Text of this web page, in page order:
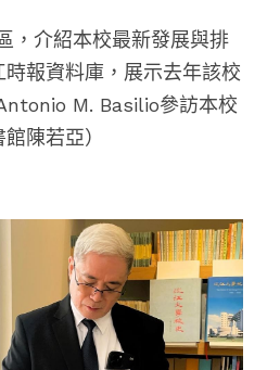
，介紹本校最新發展與排
報資料庫，展示去年該校
M. Basilio參訪本校
陳若亞）